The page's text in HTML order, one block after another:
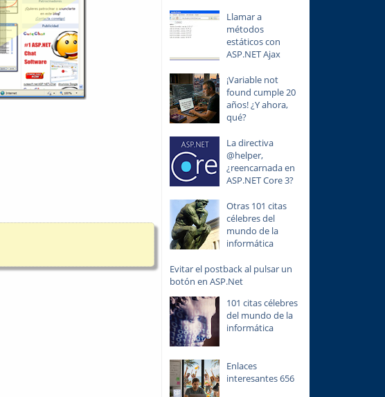
Llamar a
métodos
estáticos con
ASP.NET Ajax
¡Variable not
found cumple 20
años! ¿Y ahora,
qué?
La directiva
@helper,
¿reencarnada en
ASP.NET Core 3?
Otras 101 citas
célebres del
mundo de la
informática
Evitar el postback al pulsar un
botón en ASP.Net
101 citas célebres
del mundo de la
informática
Enlaces
interesantes 656